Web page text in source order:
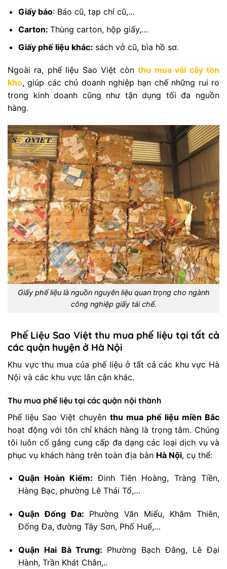
Giấy báo: Báo cũ, tạp chí cũ,…
Carton: Thùng carton, hộp giấy,…
Giấy phế liệu khác: sách vở cũ, bìa hồ sơ.
Ngoài ra, phế liệu Sao Việt cònthu mua vải cây tồn
kho, giúp các chủ doanh nghiệp hạn chế những rui ro
trong kinh doanh cũng như tận dụng tối đa nguồn
hàng.
Giấy phế liệu là nguồn nguyên liệu quan trọng cho ngành
công nghiệp giấy tái chế.
Phế Liệu Sao Việt thu mua phế liệu tại tất cả
các quận huyện ở Hà Nội
Khu vực thu mua của phế liệu ở tất cả các khu vực Hà
Nội và các khu vực lân cận khác.
Thu mua phế liệu tại các quận nội thành
Phế liệu Sao Việt chuyên thu mua phế liệu miền Bắc
hoạt động với tôn chỉ khách hàng là trọng tâm. Chúng
tôi luôn cố gắng cung cấp đa dạng các loại dịch vụ và
phục vụ khách hàng trên toàn địa bàn Hà Nội, cụ thể:
Quận Hoàn Kiếm:Đinh Tiên Hoàng, Tràng Tiền,
Hàng Bạc, phường Lê Thái Tổ,…
Quận Đống Đa: Phường Văn Miếu, Khâm Thiên,
Đống Đa, đường Tây Sơn, Phố Huế,…
Quận Hai Bà Trưng: Phường Bạch Đằng, Lê Đại
Hành, Trần Khát Chân,..